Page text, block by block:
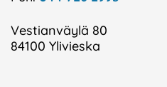
Vestianväylä 80
84100 Ylivieska